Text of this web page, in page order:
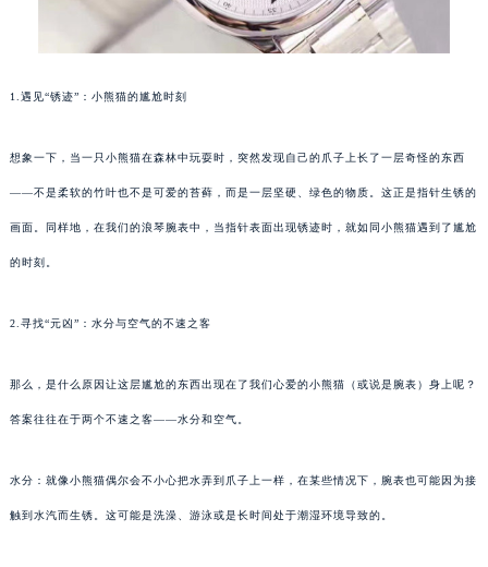
1.遇见“锈迹”：小熊猫的尴尬时刻
想象一下，当一只小熊猫在森林中玩耍时，突然发现自己的爪子上长了一层奇怪的东西
——不是柔软的竹叶也不是可爱的苔藓，而是一层坚硬、绿色的物质。这正是指针生锈的
画面。同样地，在我们的浪琴腕表中，当指针表面出现锈迹时，就如同小熊猫遇到了尴尬
的时刻。
2.寻找“元凶”：水分与空气的不速之客
那么，是什么原因让这层尴尬的东西出现在了我们心爱的小熊猫（或说是腕表）身上呢？
答案往往在于两个不速之客——水分和空气。
水分：就像小熊猫偶尔会不小心把水弄到爪子上一样，在某些情况下，腕表也可能因为接
触到水汽而生锈。这可能是洗澡、游泳或是长时间处于潮湿环境导致的。